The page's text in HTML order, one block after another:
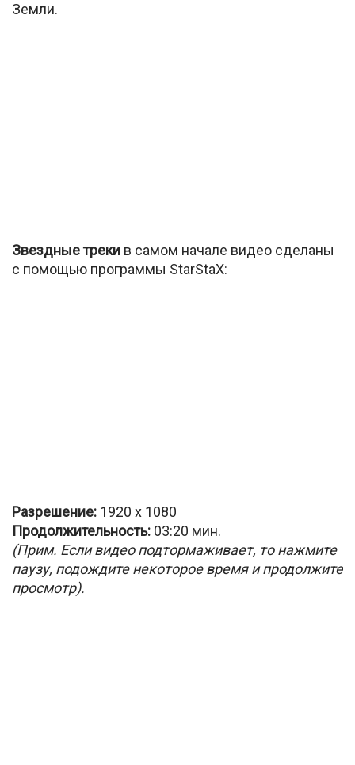
Земли.
Звездные треки в самом начале видео сделаны
с помощью программы StarStaX:
Разрешение: 1920 х 1080
Продолжительность: 03:20 мин.
(Прим. Если видео подтормаживает, то нажмите
паузу, подождите некоторое время и продолжите
просмотр).